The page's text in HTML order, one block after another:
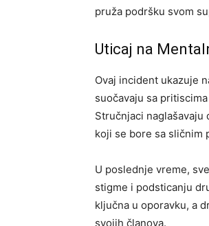
pruža podršku svom
Uticaj na
Ovaj incident ukazuje
suočavaju sa
Stručnjaci
koji se bore sa sličnim
U poslednje vreme,
stigme i podsticanju
ključna u oporavku, a
svojih članova.